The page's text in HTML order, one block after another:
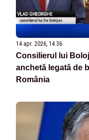
14 apr. 2026, 14:36
Consilierul lui
anchetă legată de
România